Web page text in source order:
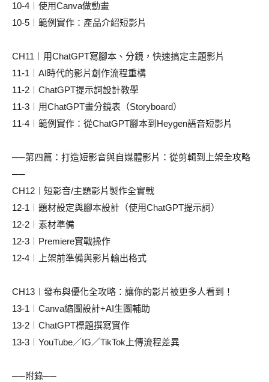
10-4︱使用Canva做動畫
10-5︱範例實作：產品介紹短影片
CH11︱用ChatGPT寫腳本、分鏡，快速搞定主題影片
11-1︱AI時代的影片創作流程重構
11-2︱ChatGPT提示詞設計教學
11-3︱用ChatGPT畫分鏡表（Storyboard）
11-4︱範例實作：從ChatGPT腳本到Heygen語音短影片
──第四篇：打造短影音與自媒體影片：從剪輯到上架全攻略
──
CH12︱短影音/主題影片製作全實戰
12-1︱題材設定與腳本設計（使用ChatGPT提示詞）
12-2︱素材準備
12-3︱Premiere實戰操作
12-4︱上架前準備與影片輸出格式
CH13︱發布與優化全攻略：讓你的影片被更多人看到！
13-1︱Canva縮圖設計+AI生圖輔助
13-2︱ChatGPT標題撰寫實作
13-3︱YouTube／IG／TikTok上傳流程差異
──附錄──